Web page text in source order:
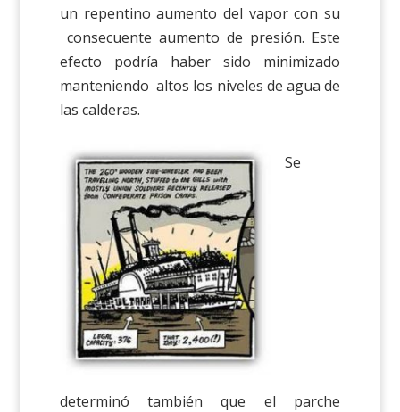
un repentino aumento del vapor con su
consecuente aumento de presión. Este
efecto podría haber sido minimizado
manteniendo altos los niveles de agua de
las calderas.
Se
determinó también que el parche